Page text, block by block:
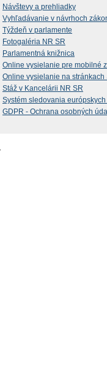
Návštevy a prehliadky
Vyhľadávanie v návrhoch
Týždeň v parlamente
Fotogaléria NR SR
Parlamentná knižnica
Online vysielanie pre mobilné
Online vysielanie na stránkach
Stáž v Kancelárii NR SR
Systém sledovania
GDPR - Ochrana osobných